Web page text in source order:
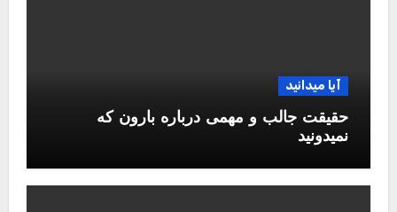
آیا میدانید
حقیقت جالب و مهمی درباره بارون که
نمیدونید